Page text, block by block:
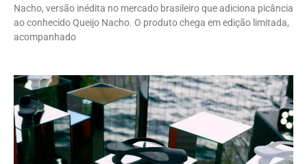
Nacho, versão inédita no mercado brasileiro que adiciona picância
ao conhecido Queijo Nacho. O produto chega em edição limitada,
acompanhado